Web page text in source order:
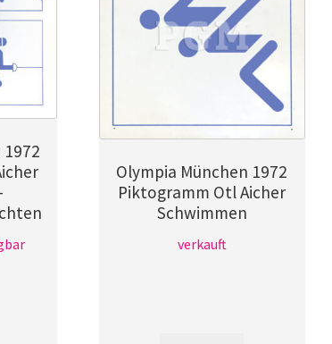
Olympia München 1972
Piktogramm Otl Aicher
Schwimmen
verkauft